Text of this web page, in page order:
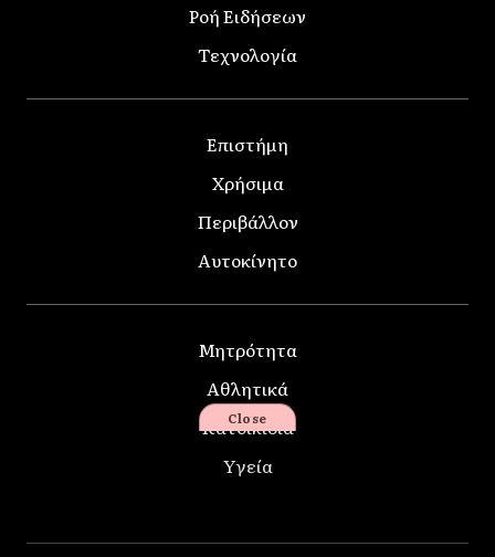
Ροή Ειδήσεων
Τεχνολογία
Επιστήμη
Χρήσιμα
Περιβάλλον
Αυτοκίνητο
Μητρότητα
Αθλητικά
Κατοικίδια
Υγεία
Close